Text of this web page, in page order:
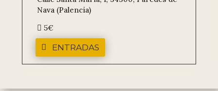
Nava (Palencia)
 5€
ENTRADAS